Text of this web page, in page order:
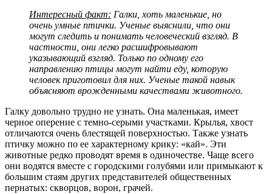
Интересный факт: Галки, хоть маленькие, но
очень умные птички. Ученые выяснили, что они
могут следить и понимать человеческий взгляд. В
частности, они легко расшифровывают
указывающий взгляд. Только по одному его
направлению птицы могут найти еду, которую
человек приготовил для них. Ученые такой навык
объясняют врожденными качествами животного.
Галку довольно трудно не узнать. Она маленькая, имеет
черное оперение с темно-серыми участками. Крылья, хвост
отличаются очень блестящей поверхностью. Также узнать
птичку можно по ее характерному крику: «кай». Эти
животные редко проводят время в одиночестве. Чаще всего
они водятся вместе с городскими голубями или примыкают к
большим стаям других представителей общественных
пернатых: скворцов, ворон, грачей.